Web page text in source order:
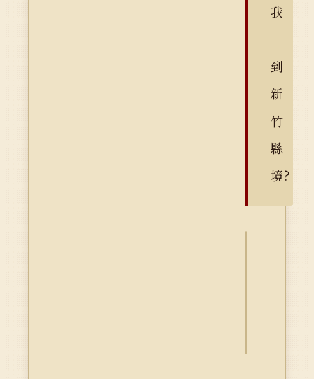
我
到
新
竹
縣
境?